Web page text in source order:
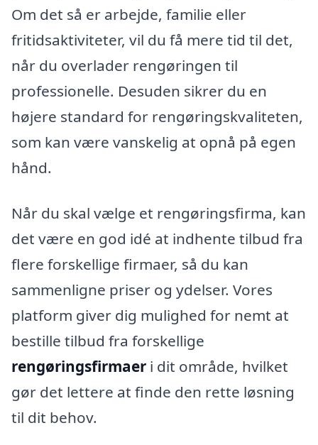
Om det så er arbejde, familie eller
fritidsaktiviteter, vil du få mere tid til det,
når du overlader rengøringen til
professionelle. Desuden sikrer du en
højere standard for rengøringskvaliteten,
som kan være vanskelig at opnå på egen
hånd.
Når du skal vælge et rengøringsfirma, kan
det være en god idé at indhente tilbud fra
flere forskellige firmaer, så du kan
sammenligne priser og ydelser. Vores
platform giver dig mulighed for nemt at
bestille tilbud fra forskellige
rengøringsfirmaer i dit område, hvilket
gør det lettere at finde den rette løsning
til dit behov.